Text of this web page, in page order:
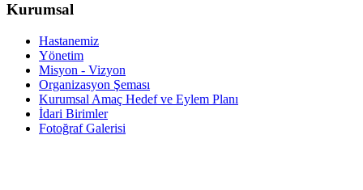
Kurumsal
Hastanemiz
Yönetim
Misyon - Vizyon
Organizasyon Şeması
Kurumsal Amaç Hedef ve Eylem Planı
İdari Birimler
Fotoğraf Galerisi